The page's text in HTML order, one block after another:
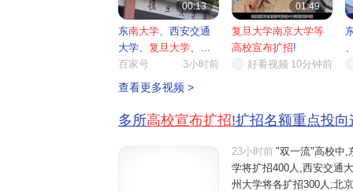
00:13
东南大学、西安交通
大学、 复旦大学、 南
京大学
百家号 3小时前
01:49
复旦大学南京大学等
高校宣布扩招!
好看视频 10分钟前
查看更多视频 >
多所高校宣布扩招!扩招名额重点投
23小时前 "双一流"高校中,
学将扩招400人,西安交通
州大学将各扩招300人;北